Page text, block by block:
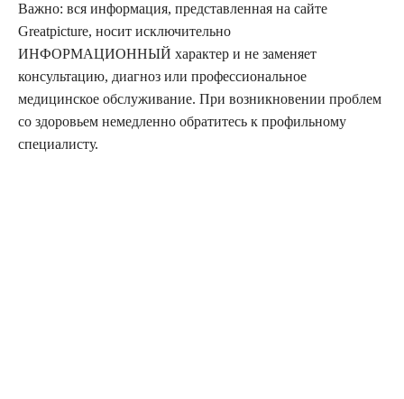
Важно: вся информация, представленная на сайте
Greatpicture, носит исключительно
ИНФОРМАЦИОННЫЙ характер и не заменяет
консультацию, диагноз или профессиональное
медицинское обслуживание. При возникновении проблем
со здоровьем немедленно обратитесь к профильному
специалисту.